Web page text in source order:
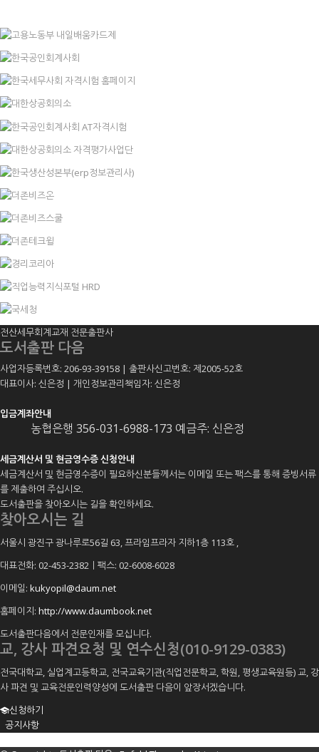
전산세무회계교재 전문출판사
도서출판 다음
사업자등록번호: 206-93-39158 | 출판사신고번호: 제2005-52호
대표이사: 신은정 | 개인정보관리책임자: 신은정
입금계좌안내
농협은행 356-031-6988-173 예금주: 신은정
세금계산서 및 현금영수증 신청안내
세금계산서 및 현금영수증이 필요하신분들께서는 이메일 또는 팩스를 통해 증빙서류
를 제출하여 주십시오.
도서출판을 찾아오시는 길을 확인하세요.
찾아오시는 길
서울시 광진구 광나루로56길 63, 프라임프라자 지하1층 113호 ,
대표전화: 02-453-2382ㅣ팩스: 02-6008-6028
이메일: kukyopil@daum.net
홈페이지: http://www.daumbook.net
도서출판다음에서 전문인재를 모십니다.
교, 강사 파견요청 및 연수신청(010-9129-0383)
전국대학교, 실업계고등학교, 전국교육기관(직업전문학교, 학원, 평생교육원등) 교, 강
사 파견 및 교육전문인력양성에 도서출판 다음이 앞장서겠습니다.
신청하기
공지사항